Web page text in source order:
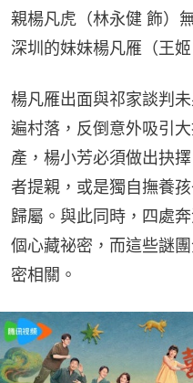
親楊凡虎（林永健 飾）
深圳的妹妹楊凡雁（王
楊凡雁出面與祁家談判
遍村落，反倒意外吸引
產，楊小芳必須做出抉
者提親，或是獨自撫養
歸屬。與此同時，四處
個心藏祕密，而這些謎
密相關。